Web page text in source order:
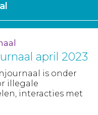
april 2023
is onder
illegale
interacties met